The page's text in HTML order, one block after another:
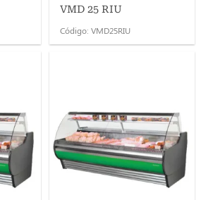
VMD 25 RIU
Código: VMD25RIU